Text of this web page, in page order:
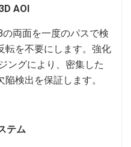
AOI
の両面を一度のパスで検
転を不要にします。強化
ングにより、密集した
検出を保証します。
テム